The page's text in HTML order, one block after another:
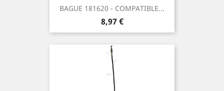
BAGUE 181620 - COMPATIBLE...
Prix
8,97 €